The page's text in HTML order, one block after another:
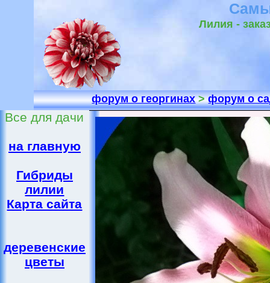
Лилия -
форум о георгинах>форум о
Все для дачи
на главную
Гибриды
лилии
Карта сайта
деревенские
цветы